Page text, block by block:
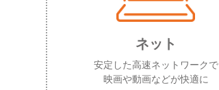
ネット
安定した高速ネットワークで
映画や動画などが快適に